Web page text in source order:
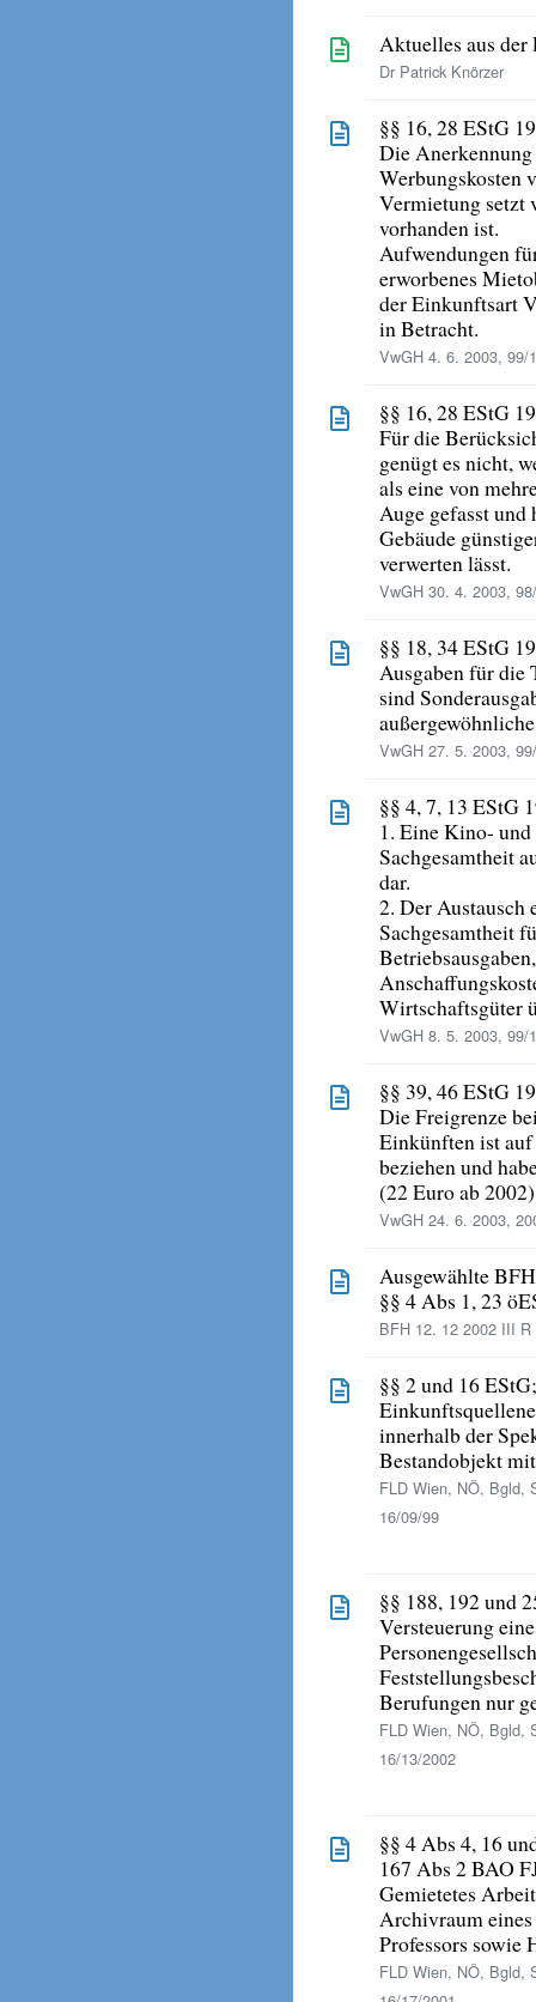
Aktuelles aus der
Dr Patrick Knörzer
§§ 16, 28 EStG
Die
Werbungskosten
Vermietung setzt
vorhanden ist.
Aufwendungen
erworbenes
der Einkunftsart
in Betracht.
VwGH 4. 6. 2003, 99/
§§ 16, 28 EStG
Für die
genügt es nicht,
als eine von
Auge gefasst
Gebäude
verwerten lässt.
VwGH 30. 4. 2003,
§§ 18, 34 EStG
Ausgaben für die
sind
VwGH 27. 5. 2003,
§§ 4, 7, 13 EStG
1. Eine Kino-
Sachgesamtheit
dar.
2. Der Austausch
Sachgesamtheit
Wirtschaftsgüter
VwGH 8. 5. 2003, 99/
§§ 39, 46 EStG
Die Freigrenze
Einkünften ist
beziehen und
(22 Euro ab
VwGH 24. 6. 2003,
Ausgewählte
§§ 4 Abs 1, 23
BFH 12. 12 2002 III R
§§ 2 und 16
innerhalb der
Bestandobjekt
FLD Wien, NÖ, Bgld,
16/09/99
§§ 188, 192 und
Versteuerung
Berufungen nur
FLD Wien, NÖ, Bgld,
16/13/2002
§§ 4 Abs 4, 16
167 Abs 2 BAO
Gemietetes
Archivraum
Professors sowie
FLD Wien, NÖ, Bgld,